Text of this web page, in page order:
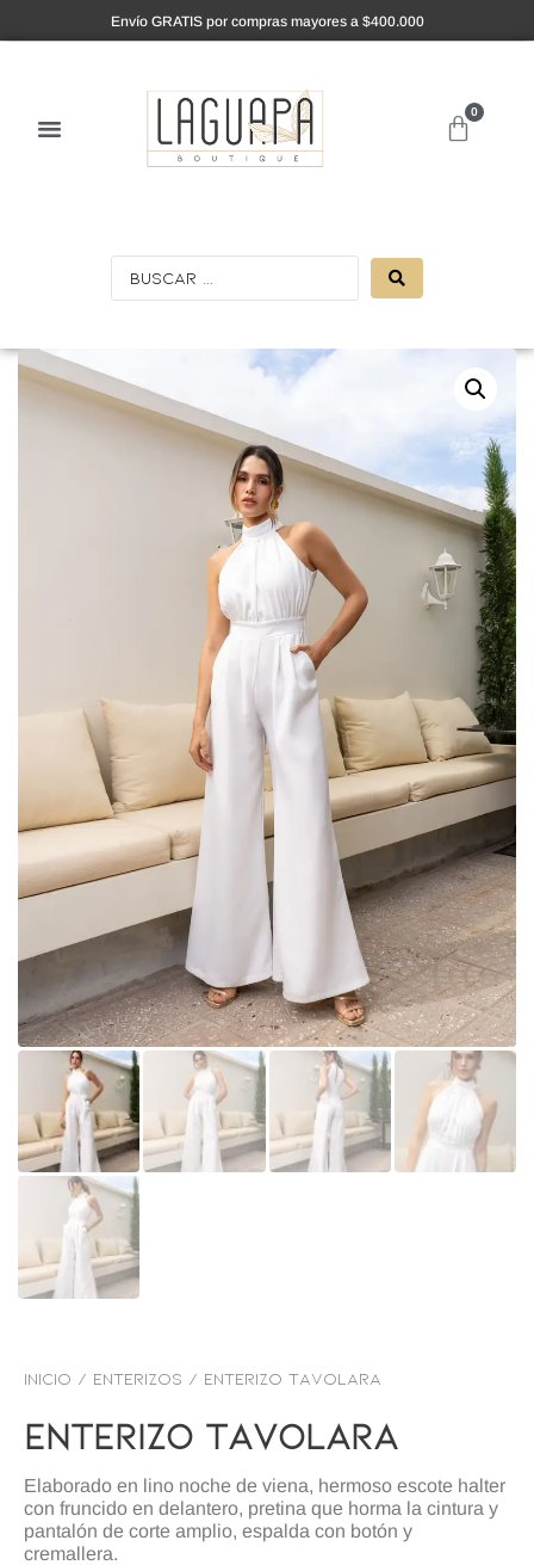
Envío GRATIS por compras mayores a $400.000
0
Inicio / ENTERIZOS / Enterizo tavolara
Enterizo Tavolara
Elaborado en lino noche de viena, hermoso escote halter
con fruncido en delantero, pretina que horma la cintura y
pantalón de corte amplio, espalda con botón y
cremallera.